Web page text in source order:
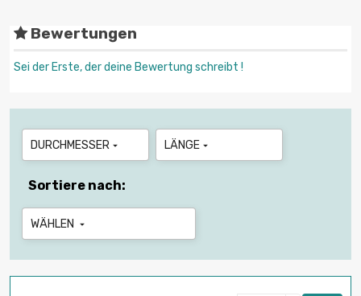
Bewertungen
Sei der Erste, der deine Bewertung schreibt !
DURCHMESSER  LÄNGE 
Sortiere nach:
WÄHLEN 